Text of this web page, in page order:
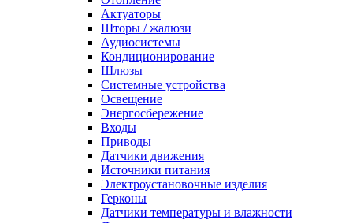
Актуаторы
Шторы / жалюзи
Аудиосистемы
Кондиционирование
Шлюзы
Системные устройства
Освещение
Энергосбережение
Входы
Приводы
Датчики движения
Источники питания
Электроустановочные изделия
Герконы
Датчики температуры и влажности